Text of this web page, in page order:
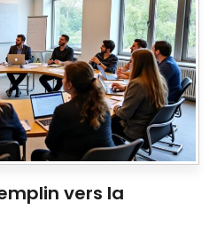
vers la